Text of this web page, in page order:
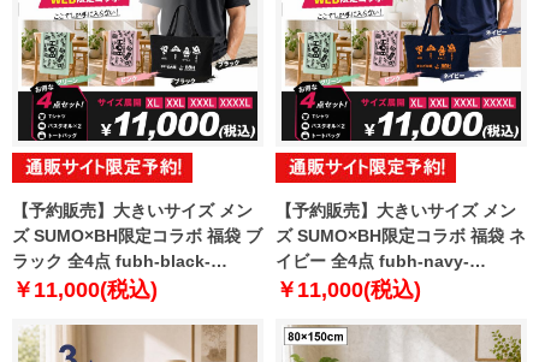
【予約販売】大きいサイズ メン
ズ SUMO×BH限定コラボ 福袋 ブ
ラック 全4点 fubh-black-
sumo999-b【10月下旬発送予
￥11,000(税込)
【予約販売】大きいサイズ メン
ズ SUMO×BH限定コラボ 福袋 ネ
イビー 全4点 fubh-navy-
sumo999-b【10月下旬発送予
￥11,000(税込)